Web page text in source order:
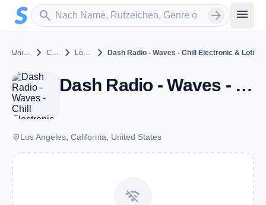
Zum Hauptinhalt springen
search
Sender suchen arrow_forward menu
United States chevron_right California chevron_right Los Angeles chevron_right Dash Radio - Waves - Chill Electronic & Lofi
Dash Radio - Waves - Chill Electronic & Lofi - Los Angeles, CA
placeLos Angeles, California, United States
wifi_off